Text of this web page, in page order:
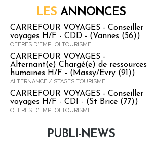
LES ANNONCES
CARREFOUR VOYAGES - Conseiller
voyages H/F - CDD - (Vannes (56))
OFFRES D'EMPLOI TOURISME
CARREFOUR VOYAGES -
Alternant(e) Chargé(e) de ressources
humaines H/F - (Massy/Evry (91))
ALTERNANCE / STAGES TOURISME
CARREFOUR VOYAGES - Conseiller
voyages H/F - CDI - (St Brice (77))
OFFRES D'EMPLOI TOURISME
PUBLI-NEWS